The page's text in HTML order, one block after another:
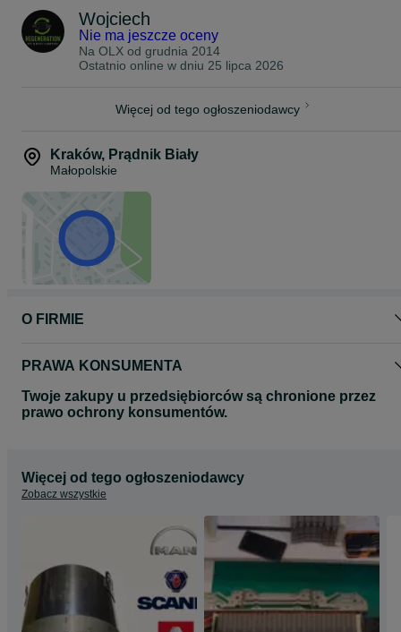
Wojciech
Nie ma jeszcze oceny
Na OLX od grudnia 2014
Ostatnio online w dniu 25 lipca 2026
Więcej od tego ogłoszeniodawcy
Kraków, Prądnik Biały
Małopolskie
O FIRMIE
PRAWA KONSUMENTA
Twoje zakupy u przedsiębiorców są chronione przez
prawo ochrony konsumentów.
Więcej od tego ogłoszeniodawcy
Zobacz wszystkie